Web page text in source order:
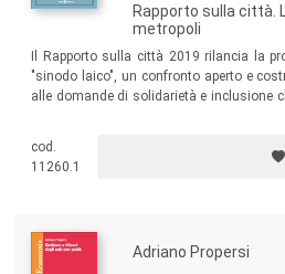
Rapporto sulla città.
metropoli
Il Rapporto sulla città 2019 rilancia la
"sinodo laico", un confronto aperto e
alle domande di solidarietà e inclusione
rivolge alla politica e alla società
sull’idea di città quanto sulle politiche e
sociale e istituzionale che servono per
cod.
11260.1
Adriano Propersi